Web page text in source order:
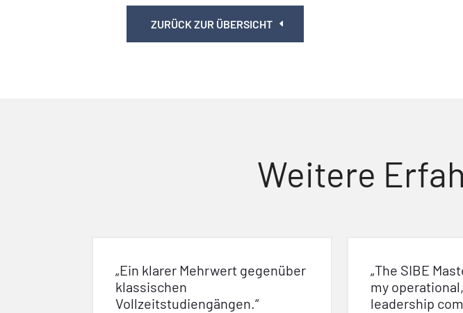
ZURÜCK ZUR ÜBERSICHT
Weitere
„Ein klarer Mehrwert gegenüber
klassischen
Vollzeitstudiengängen.“
„The SIBE
my
leadership